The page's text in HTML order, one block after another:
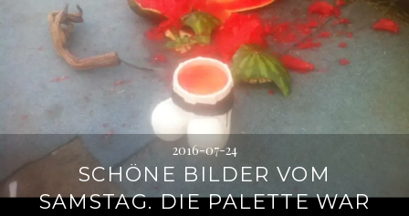
2016-07-24
SCHÖNE BILDER VOM
SAMSTAG. DIE PALETTE WAR